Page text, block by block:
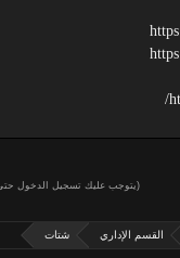
(يتوجب عليك تسجيل الدخول
القسم الإداري شتات